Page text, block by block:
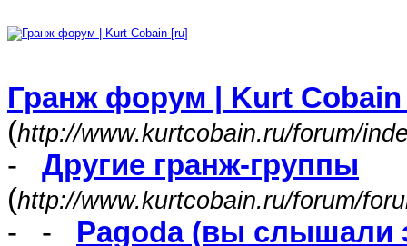
Гранж форум | Kurt
(http://www.kurtcobain.ru/forum/
- Другие гранж-группы
(http://www.kurtcobain.ru/forum/
- - Pagoda (вы слышали